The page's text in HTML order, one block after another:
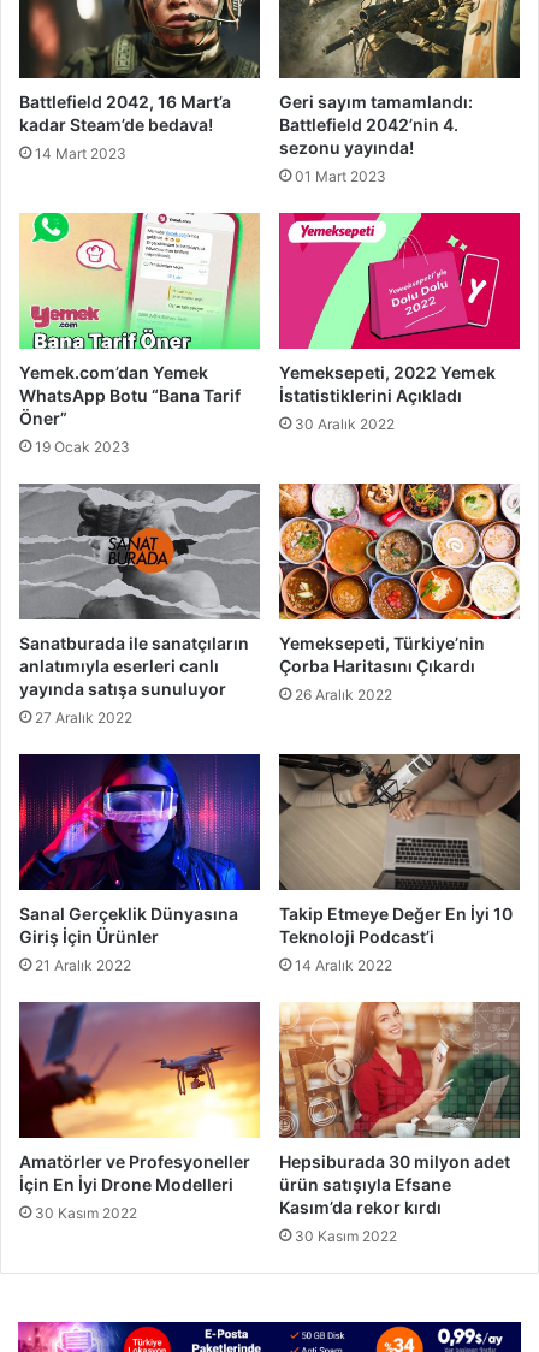
Battlefield 2042, 16 Mart’a
kadar Steam’de bedava!
14 Mart 2023
Geri sayım tamamlandı:
Battlefield 2042’nin 4.
sezonu yayında!
01 Mart 2023
Yemek.com’dan Yemek
WhatsApp Botu “Bana Tarif
Öner”
19 Ocak 2023
Yemeksepeti, 2022 Yemek
İstatistiklerini Açıkladı
30 Aralık 2022
Sanatburada ile sanatçıların
anlatımıyla eserleri canlı
yayında satışa sunuluyor
27 Aralık 2022
Yemeksepeti, Türkiye’nin
Çorba Haritasını Çıkardı
26 Aralık 2022
Sanal Gerçeklik Dünyasına
Giriş İçin Ürünler
21 Aralık 2022
Takip Etmeye Değer En İyi 10
Teknoloji Podcast’i
14 Aralık 2022
Amatörler ve Profesyoneller
İçin En İyi Drone Modelleri
30 Kasım 2022
Hepsiburada 30 milyon adet
ürün satışıyla Efsane
Kasım’da rekor kırdı
30 Kasım 2022